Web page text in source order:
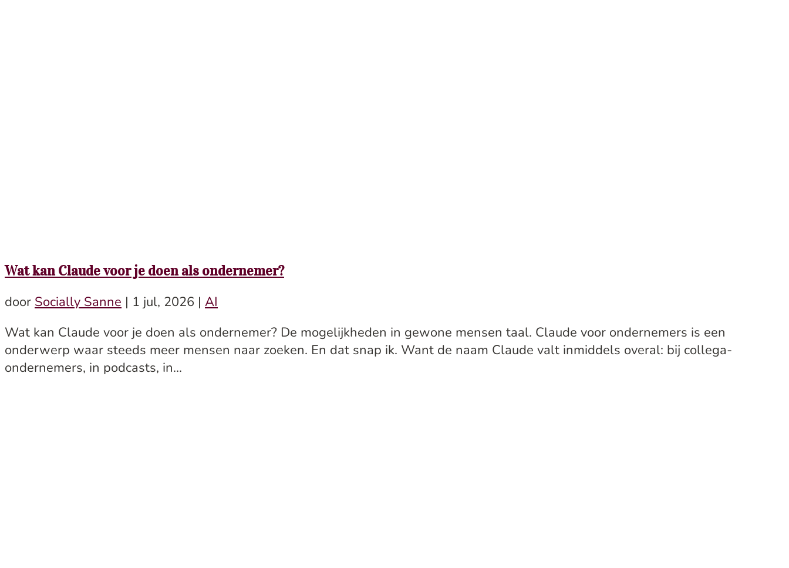
Wat kan Claude voor je doen als ondernemer?
door Socially Sanne | 1 jul, 2026 | AI
Wat kan Claude voor je doen als ondernemer? De mogelijkheden in gewone mensen taal. Claude voor ondernemers is een
onderwerp waar steeds meer mensen naar zoeken. En dat snap ik. Want de naam Claude valt inmiddels overal: bij collega-
ondernemers, in podcasts, in...